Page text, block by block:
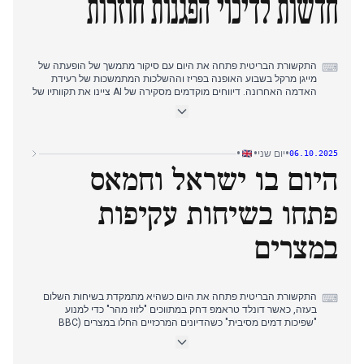
חדשות לדיכוי הפגנות חוזרות
⌨ התקשורת הבריטית פתחה את היום עם סיקור מתמשך של הופעתה של
מייגן מרקל בשבוע האופנה בפריז וההשלכות המתמשכות של רעידת
האדמה האחרונה. דיווחים מוקדמים מסקירה של AI ציינו את תקוותיו של
הבוקר, המיקוד עבר למדיניות פנים, כאשר סקיי ניוז והאינדיפנדנט דיווחו
לשלוט בכותרות גם בשעות הצהריים המוקדמות, לצד נאום של קמי
באדנוך בוועידת המפלגה השמרנית, בו אישרה תוכניות לעזוב את ה-
ECHR ודיברה על "תיאטרוני הפחדה" ברחובות בריטניה. דיווחי הערב
ECHR.
06.10.2025
•יום שני•
•
היום בו ישראל וחמאס
פתחו בשיחות עקיפות
במצרים
⌨ התקשורת הבריטית פתחה את היום כשהיא מתמקדת בשיחות השלום
בעזה, כאשר דונלד טראמפ דחק במתווכים "לזוז מהר" כדי למנוע
"שפיכות דמים מסיבית" כשהדיונים המרכזיים החלו במצרים (BBC
הבוקר ותחילת אחר הצהריים, כאשר טראמפ חזר על קריאותיו לישראל